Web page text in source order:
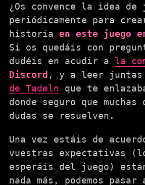
¿Os convence la idea de
periódicamente para
historia en este juego
Si os quedáis con
dudéis en acudir a la
Discord , y a leer
de Tadeln que te
donde seguro que muchas
dudas se resuelven.
Una vez estáis de
vuestras expectativas
esperáis del juego)
nada más, podemos